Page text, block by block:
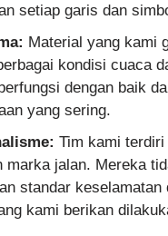
setiap garis dan
Material yang kami
kondisi cuaca
dengan baik
yang sering.
Tim kami terdiri
marka jalan. Mereka
standar
kami berikan